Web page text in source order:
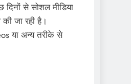
से सोशल मीडिया
जा रही है।
या अन्य तरीके से